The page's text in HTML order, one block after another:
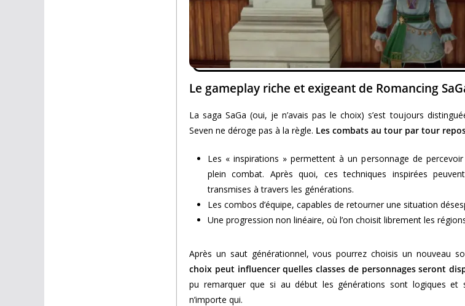
Le gameplay riche et exigeant de Romancing
La saga SaGa (oui, je n’avais pas le choix) s’est toujours
Seven ne déroge pas à la règle. Les combats au tour par tour
Les « inspirations » permettent à un personnage de
plein combat. Après quoi, ces techniques inspirées
transmises à travers les générations.
Les combos d’équipe, capables de retourner une situation
Une progression non linéaire, où l’on choisit librement les
Après un saut générationnel, vous pourrez choisis un nouveau
choix peut influencer quelles classes de personnages seront
pu remarquer que si au début les générations sont logiques et
n’importe qui.